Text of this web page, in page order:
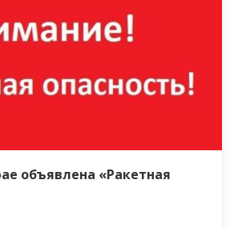
объявлена «Ракетная